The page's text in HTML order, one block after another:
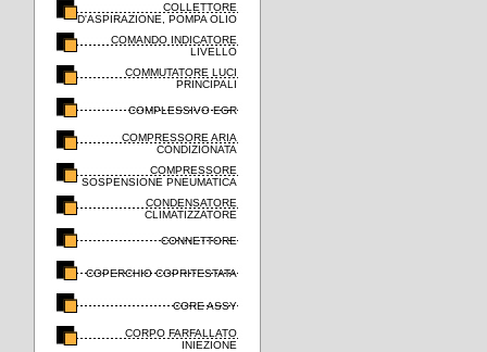
COLLETTORE
D'ASPIRAZIONE, POMPA OLIO
COMANDO INDICATORE
LIVELLO
COMMUTATORE LUCI
PRINCIPALI
COMPLESSIVO EGR
COMPRESSORE ARIA
CONDIZIONATA
COMPRESSORE
SOSPENSIONE PNEUMATICA
CONDENSATORE
CLIMATIZZATORE
CONNETTORE
COPERCHIO COPRITESTATA
CORE ASSY
CORPO FARFALLATO
INIEZIONE